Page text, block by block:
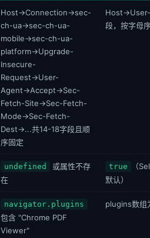
Host→Connection→sec-
ch-ua→sec-ch-ua-
mobile→sec-ch-ua-
platform→Upgrade-
Insecure-
Request→User-
Agent→Accept→Sec-
Fetch-Site→Sec-Fetch-
Mode→Sec-Fetch-
Dest→...共14-18字段且顺
序固定
段，按字母
undefined
或属性不存
在
true
（
默认）
navigator.plugins
包含 "Chrome PDF
Viewer"
plugins数组